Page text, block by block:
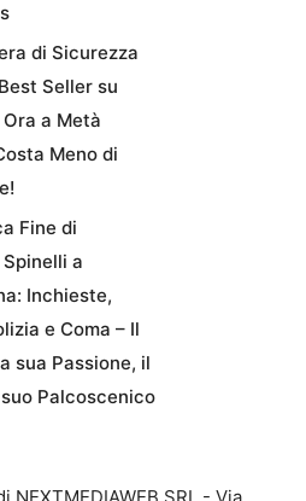
di Sicurezza
Seller su
a Metà
Meno di
Fine di
a
Inchieste,
e Coma – Il
sua Passione, il
Palcoscenico